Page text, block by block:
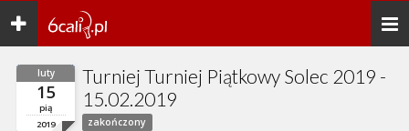
Toggle
navigation
luty
15
pią
2019
Turniej Turniej Piątkowy Solec 2019 -
15.02.2019
zakończony